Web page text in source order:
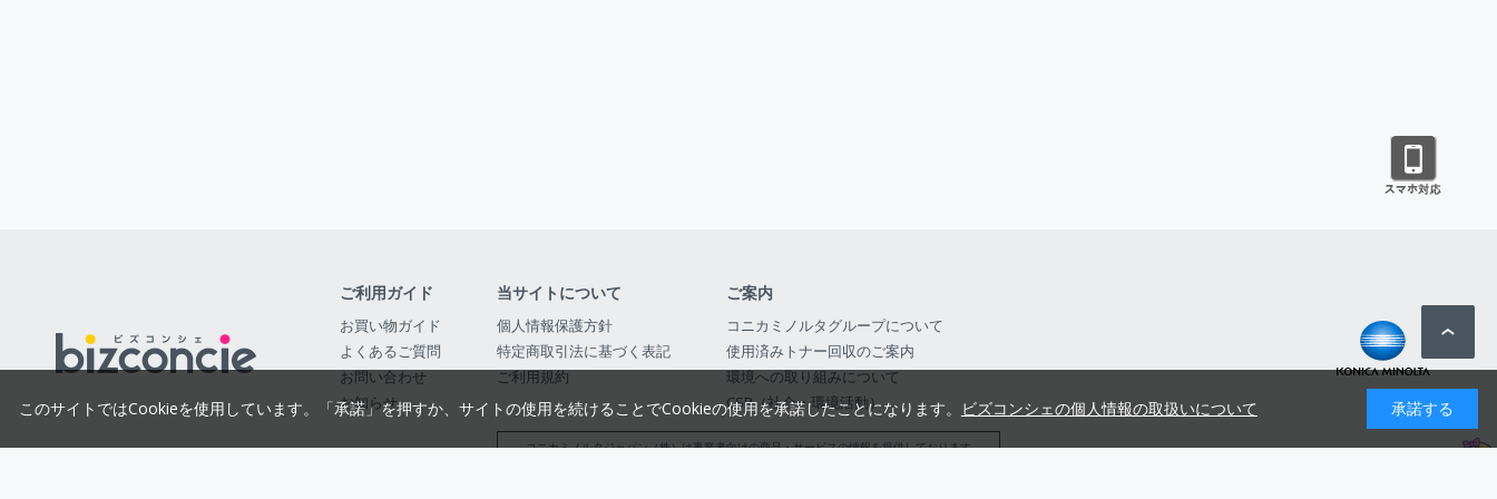
ご利用ガイド
お買い物ガイド
よくあるご質問
お問い合わせ
お知らせ
当サイトについて
個人情報保護方針
特定商取引法に基づく表記
ご利用規約
ご案内
コニカミノルタグループについて
使用済みトナー回収のご案内
環境への取り組みについて
CSR（社会・環境活動）
コニカミノルタジャパン（株）は事業者向けの商品・サービスの情報を提供しております
このサイトではCookieを使用しています。「承諾」を押すか、サイトの使用を続けることでCookieの使用を承諾したことになります。 ビズコンシェの個人情報の取扱いについて 承諾する